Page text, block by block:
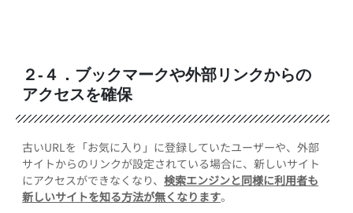
２-４．ブックマークや外部リンクからの
アクセスを確保
古いURLを「お気に入り」に登録していたユーザーや、外部
サイトからのリンクが設定されている場合に、新しいサイト
にアクセスができなくなり、 検索エンジンと同様に利用者も
新しいサイトを知る方法が無くなります。